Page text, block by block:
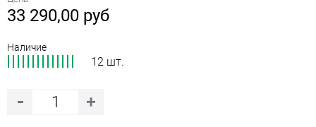
33 290,00 руб
Наличие
12 шт.